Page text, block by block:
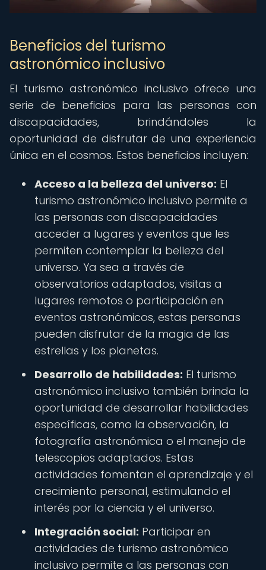
Beneficios del turismo
astronómico inclusivo
El turismo astronómico inclusivo ofrece una
serie de beneficios para las personas con
discapacidades, brindándoles la
oportunidad de disfrutar de una experiencia
única en el cosmos. Estos beneficios incluyen:
Acceso a la belleza del universo: El
turismo astronómico inclusivo permite a
las personas con discapacidades
acceder a lugares y eventos que les
permiten contemplar la belleza del
universo. Ya sea a través de
observatorios adaptados, visitas a
lugares remotos o participación en
eventos astronómicos, estas personas
pueden disfrutar de la magia de las
estrellas y los planetas.
Desarrollo de habilidades: El turismo
astronómico inclusivo también brinda la
oportunidad de desarrollar habilidades
específicas, como la observación, la
fotografía astronómica o el manejo de
telescopios adaptados. Estas
actividades fomentan el aprendizaje y el
crecimiento personal, estimulando el
interés por la ciencia y el universo.
Integración social: Participar en
actividades de turismo astronómico
inclusivo permite a las personas con